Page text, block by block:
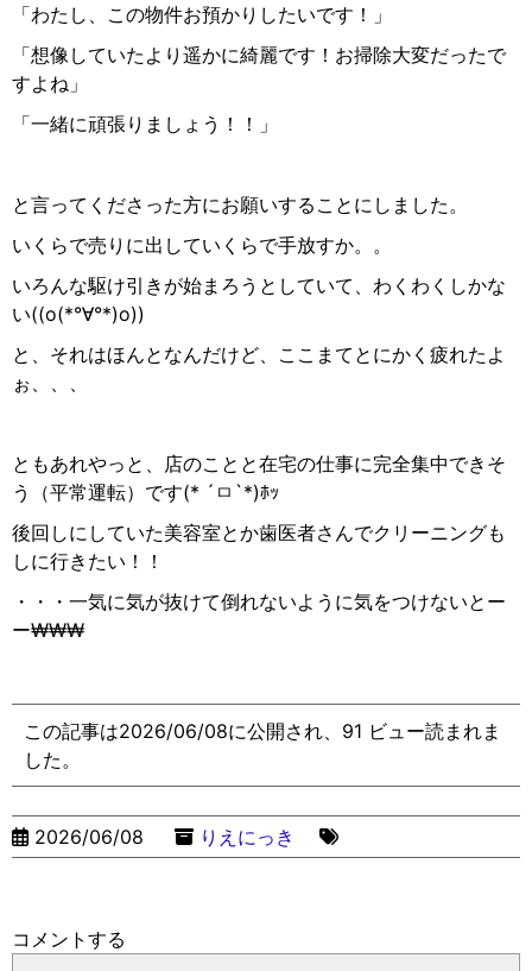
「わたし、この物件お預かりしたいです！」
「想像していたより遥かに綺麗です！お掃除大変だったで
すよね」
「一緒に頑張りましょう！！」
と言ってくださった方にお願いすることにしました。
いくらで売りに出していくらで手放すか。。
いろんな駆け引きが始まろうとしていて、わくわくしかな
い((o(*°∀°*)o))
と、それはほんとなんだけど、ここまてとにかく疲れたよ
ぉ、、、
ともあれやっと、店のことと在宅の仕事に完全集中できそ
う（平常運転）です(* ´ ㅁ `*)ﾎｯ
後回しにしていた美容室とか歯医者さんでクリーニングも
しに行きたい！！
・・・一気に気が抜けて倒れないように気をつけないとー
ー₩₩₩
この記事は2026/06/08に公開され、91 ビュー読まれま
した。
2026/06/08 りえにっき
コメントする